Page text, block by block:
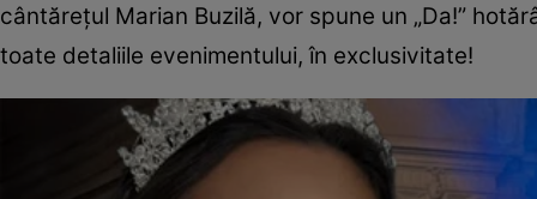
cântărețul Marian Buzilă, vor spune un „Da!”
toate detaliile evenimentului, în exclusivitate!